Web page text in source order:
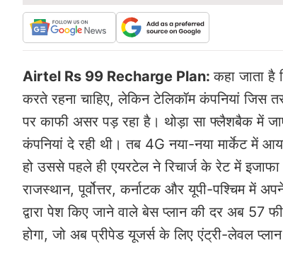
Airtel Rs 99 Recharge Plan:कहा जाता है
करते रहना चाहिए, लेकिन टेलिकॉम कंपनियां जिस
पर काफी असर पड़ रहा है। थोड़ा सा फ्लैशबैक में
कंपनियां दे रही थी। तब 4G नया-नया मार्केट में
हो उससे पहले ही एयरटेल ने रिचार्ज के रेट में
राजस्थान, पूर्वोत्तर, कर्नाटक और यूपी-पश्चिम में
द्वारा पेश किए जाने वाले बेस प्लान की दर अब
होगा, जो अब प्रीपेड यूजर्स के लिए एंट्री-लेवल